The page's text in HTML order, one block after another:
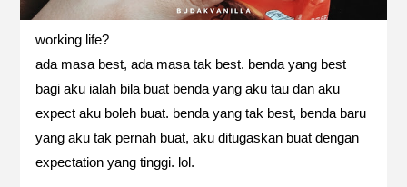
working life?
ada masa best, ada masa tak best. benda yang best
bagi aku ialah bila buat benda yang aku tau dan aku
expect aku boleh buat. benda yang tak best, benda baru
yang aku tak pernah buat, aku ditugaskan buat dengan
expectation yang tinggi. lol.